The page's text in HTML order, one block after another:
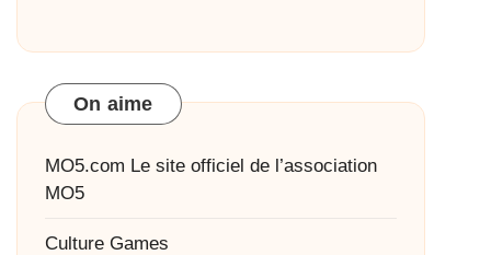
On aime
MO5.com Le site officiel de l’association
MO5
Culture Games